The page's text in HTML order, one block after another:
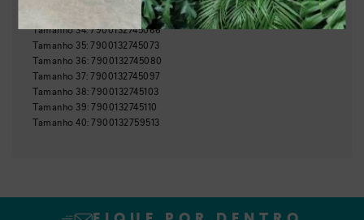
Nome
Email
7900132746230
Tamanho34:7900132745066
Tamanho 35:7900132745073
Tamanho 36:7900132745080
Tamanho 37:7900132745097
Tamanho 38:7900132745103
Tamanho 39:7900132745110
Tamanho40:7900132759513